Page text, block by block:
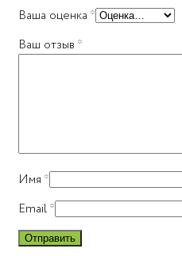
Ваша оценка *
Ваш отзыв *
Имя *
Email*